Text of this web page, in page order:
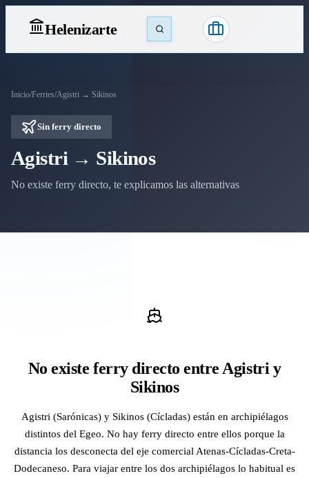
Helenizarte
Inicio/Ferries/Agistri → Sikinos
Sin ferry directo
Agistri → Sikinos
No existe ferry directo, te explicamos las alternativas
No existe ferry directo entre Agistri y
Sikinos
Agistri (Sarónicas) y Sikinos (Cícladas) están en archipiélagos
distintos del Egeo. No hay ferry directo entre ellos porque la
distancia los desconecta del eje comercial Atenas-Cícladas-Creta-
Dodecaneso. Para viajar entre los dos archipiélagos lo habitual es